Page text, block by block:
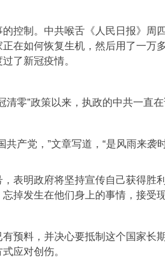
控制。中共喉舌《人民日报》周
在如何恢复生机，然后用了一万
了新冠疫情。
清零”政策以来，执政的中共一直
共产党，”文章写道，“是风雨来袭
表明政府将坚持宣传自己获得胜
掉发生在他们身上的事情，接受
预料，并决心要抵制这个国家长
应对创伤。